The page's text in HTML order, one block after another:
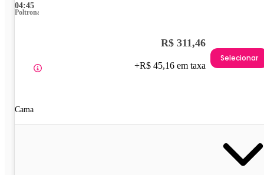
04:45
Poltrona
Cama
R$ 311,46
+R$ 45,16 em taxa
Selecionar